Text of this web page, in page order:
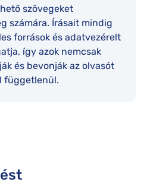
szövegeket
számára. Írásait mindig
források és adatvezérelt
így azok nemcsak
és bevonják az olvasót
függetlenül.